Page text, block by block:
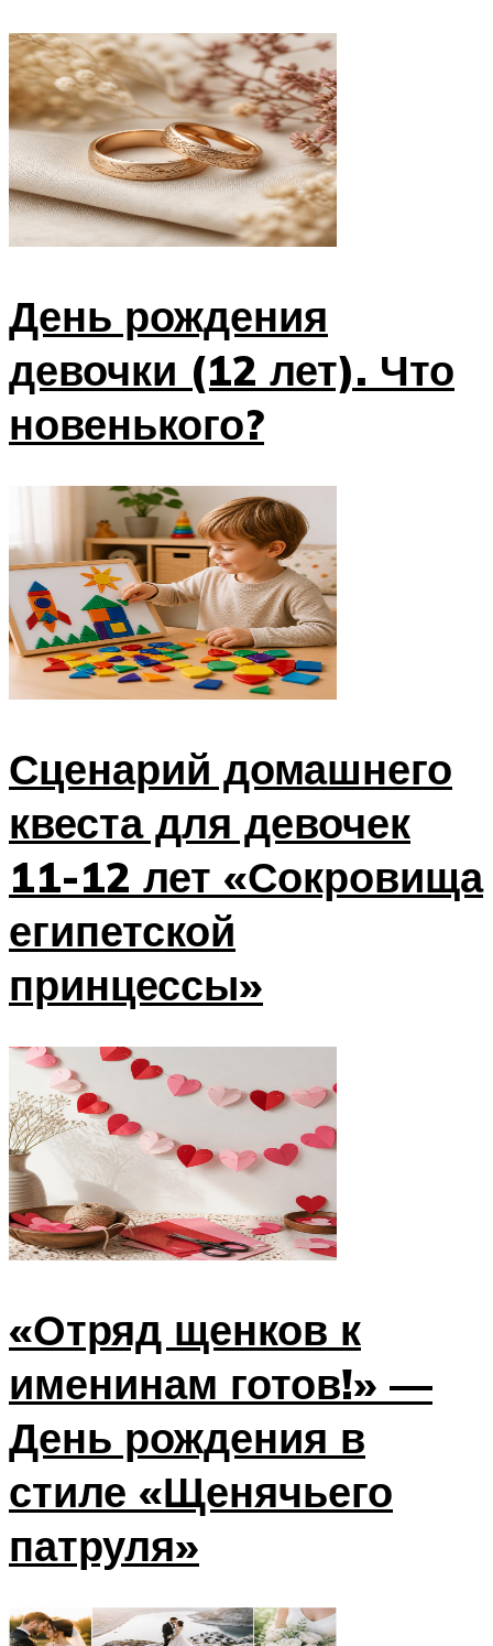
День рождения
девочки (12 лет). Что
новенького?
Сценарий домашнего
квеста для девочек
11-12 лет «Сокровища
египетской
принцессы»
«Отряд щенков к
именинам готов!» —
День рождения в
стиле «Щенячьего
патруля»